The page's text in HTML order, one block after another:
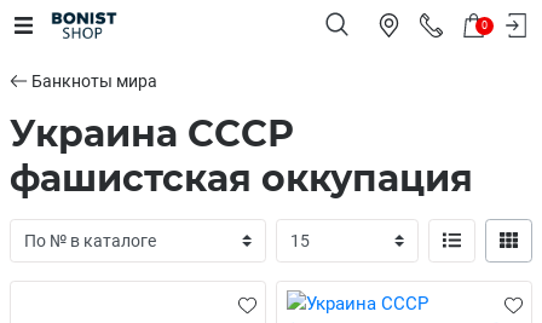
0
Банкноты мира
Украина СССР
фашистская оккупация